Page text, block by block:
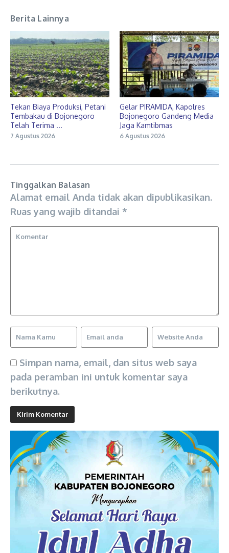
Berita Lainnya
Tekan Biaya Produksi, Petani
Tembakau di Bojonegoro
Telah Terima ...
7 Agustus 2026
Gelar PIRAMIDA, Kapolres
Bojonegoro Gandeng Media
Jaga Kamtibmas
6 Agustus 2026
Tinggalkan Balasan
Alamat email Anda tidak akan dipublikasikan.
Ruas yang wajib ditandai *
Simpan nama, email, dan situs web saya
pada peramban ini untuk komentar saya
berikutnya.